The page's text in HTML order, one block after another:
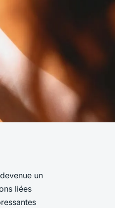
un
liées